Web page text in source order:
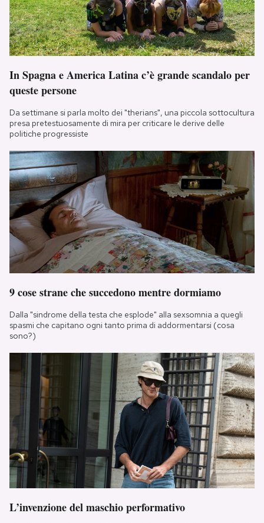
In Spagna e America Latina c’è grande scandalo per
queste persone
Da settimane si parla molto dei "therians", una piccola sottocultura
presa pretestuosamente di mira per criticare le derive delle
politiche progressiste
9 cose strane che succedono mentre dormiamo
Dalla "sindrome della testa che esplode" alla sexsomnia a quegli
spasmi che capitano ogni tanto prima di addormentarsi (cosa
sono?)
L’invenzione del maschio performativo